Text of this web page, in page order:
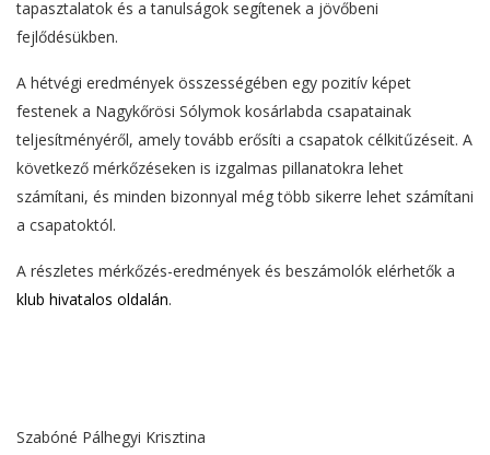
tapasztalatok és a tanulságok segítenek a jövőbeni
fejlődésükben.
A hétvégi eredmények összességében egy pozitív képet
festenek a Nagykőrösi Sólymok kosárlabda csapatainak
teljesítményéről, amely tovább erősíti a csapatok célkitűzéseit. A
következő mérkőzéseken is izgalmas pillanatokra lehet
számítani, és minden bizonnyal még több sikerre lehet számítani
a csapatoktól.
A részletes mérkőzés-eredmények és beszámolók elérhetők a
klub hivatalos oldalán.
Szabóné Pálhegyi Krisztina